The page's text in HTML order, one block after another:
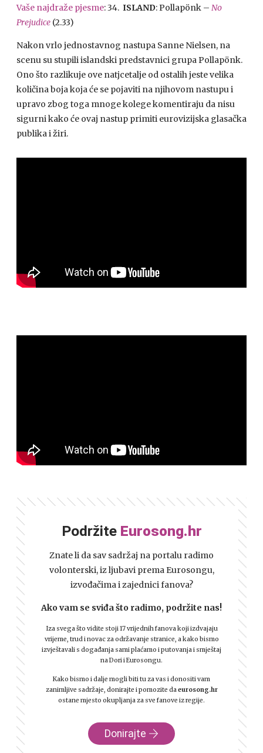
Vaše najdraže pjesme: 34. ISLAND: Pollapönk – No
Prejudice (2.33)
Nakon vrlo jednostavnog nastupa Sanne Nielsen, na
scenu su stupili islandski predstavnici grupa Pollapönk.
Ono što razlikuje ove natjcetalje od ostalih jeste velika
količina boja koja će se pojaviti na njihovom nastupu i
upravo zbog toga mnoge kolege komentiraju da nisu
sigurni kako će ovaj nastup primiti eurovizijska glasačka
publika i žiri.
Podržite Eurosong.hr
Znate li da sav sadržaj na portalu radimo
volonterski, iz ljubavi prema Eurosongu,
izvođačima i zajednici fanova?
Ako vam se sviđa što radimo, podržite nas!
Iza svega što vidite stoji 17 vrijednih fanova koji izdvajaju
vrijeme, trud i novac za održavanje stranice, a kako bismo
izvještavali s događanja sami plaćamo i putovanja i smještaj
na Dori i Eurosongu.
Kako bismo i dalje mogli biti tu za vas i donositi vam
zanimljive sadržaje, donirajte i pomozite daeurosong.hr
ostane mjesto okupljanja za sve fanove iz regije.
Donirajte